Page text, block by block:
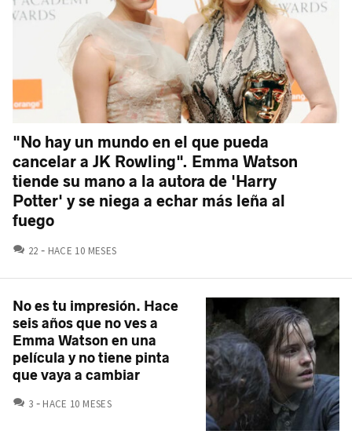
"No hay un mundo en el que pueda
cancelar a JK Rowling". Emma Watson
tiende su mano a la autora de 'Harry
Potter' y se niega a echar más leña al
fuego
22 COMENTARIOS
HACE 10 MESES
No es tu impresión. Hace
seis años que no ves a
Emma Watson en una
película y no tiene pinta
que vaya a cambiar
3 COMENTARIOS
HACE 10 MESES